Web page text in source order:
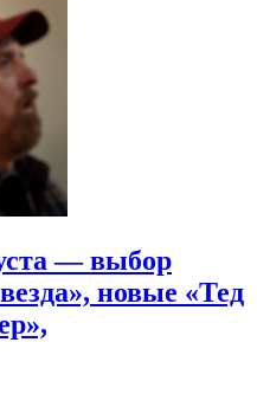
— выбор
новые «Тед